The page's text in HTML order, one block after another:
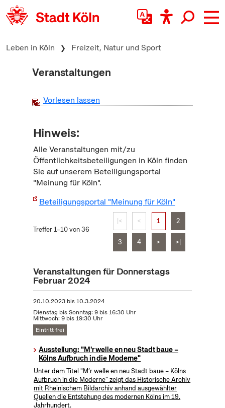
zum Inhalt springen
Leben in Köln Freizeit, Natur und Sport
Veranstaltungen
Vorlesen lassen
Hinweis:
Alle Veranstaltungen mit/zu
Öffentlichkeitsbeteiligungen in Köln finden
Sie auf unserem Beteiligungsportal
"Meinung für Köln".
Beteiligungsportal "Meinung für Köln"
Treffer 1–10 von 36
|< < 1 2
3 4 > >|
Veranstaltungen für Donnerstags
Februar 2024
20.10.2023bis10.3.2024
Dienstag bis Sonntag: 9 bis 16:30 Uhr
Mittwoch: 9 bis 19:30 Uhr
Eintritt frei
Ausstellung: "M'r welle en neu Stadt baue –
Kölns Aufbruch in die Moderne"
Unter dem Titel "M’r welle en neu Stadt baue – Kölns
Aufbruch in die Moderne" zeigt das Historische Archiv
mit Rheinischem Bildarchiv anhand ausgewählter
Quellen die Entstehung des modernen Kölns im 19.
Jahrhundert.